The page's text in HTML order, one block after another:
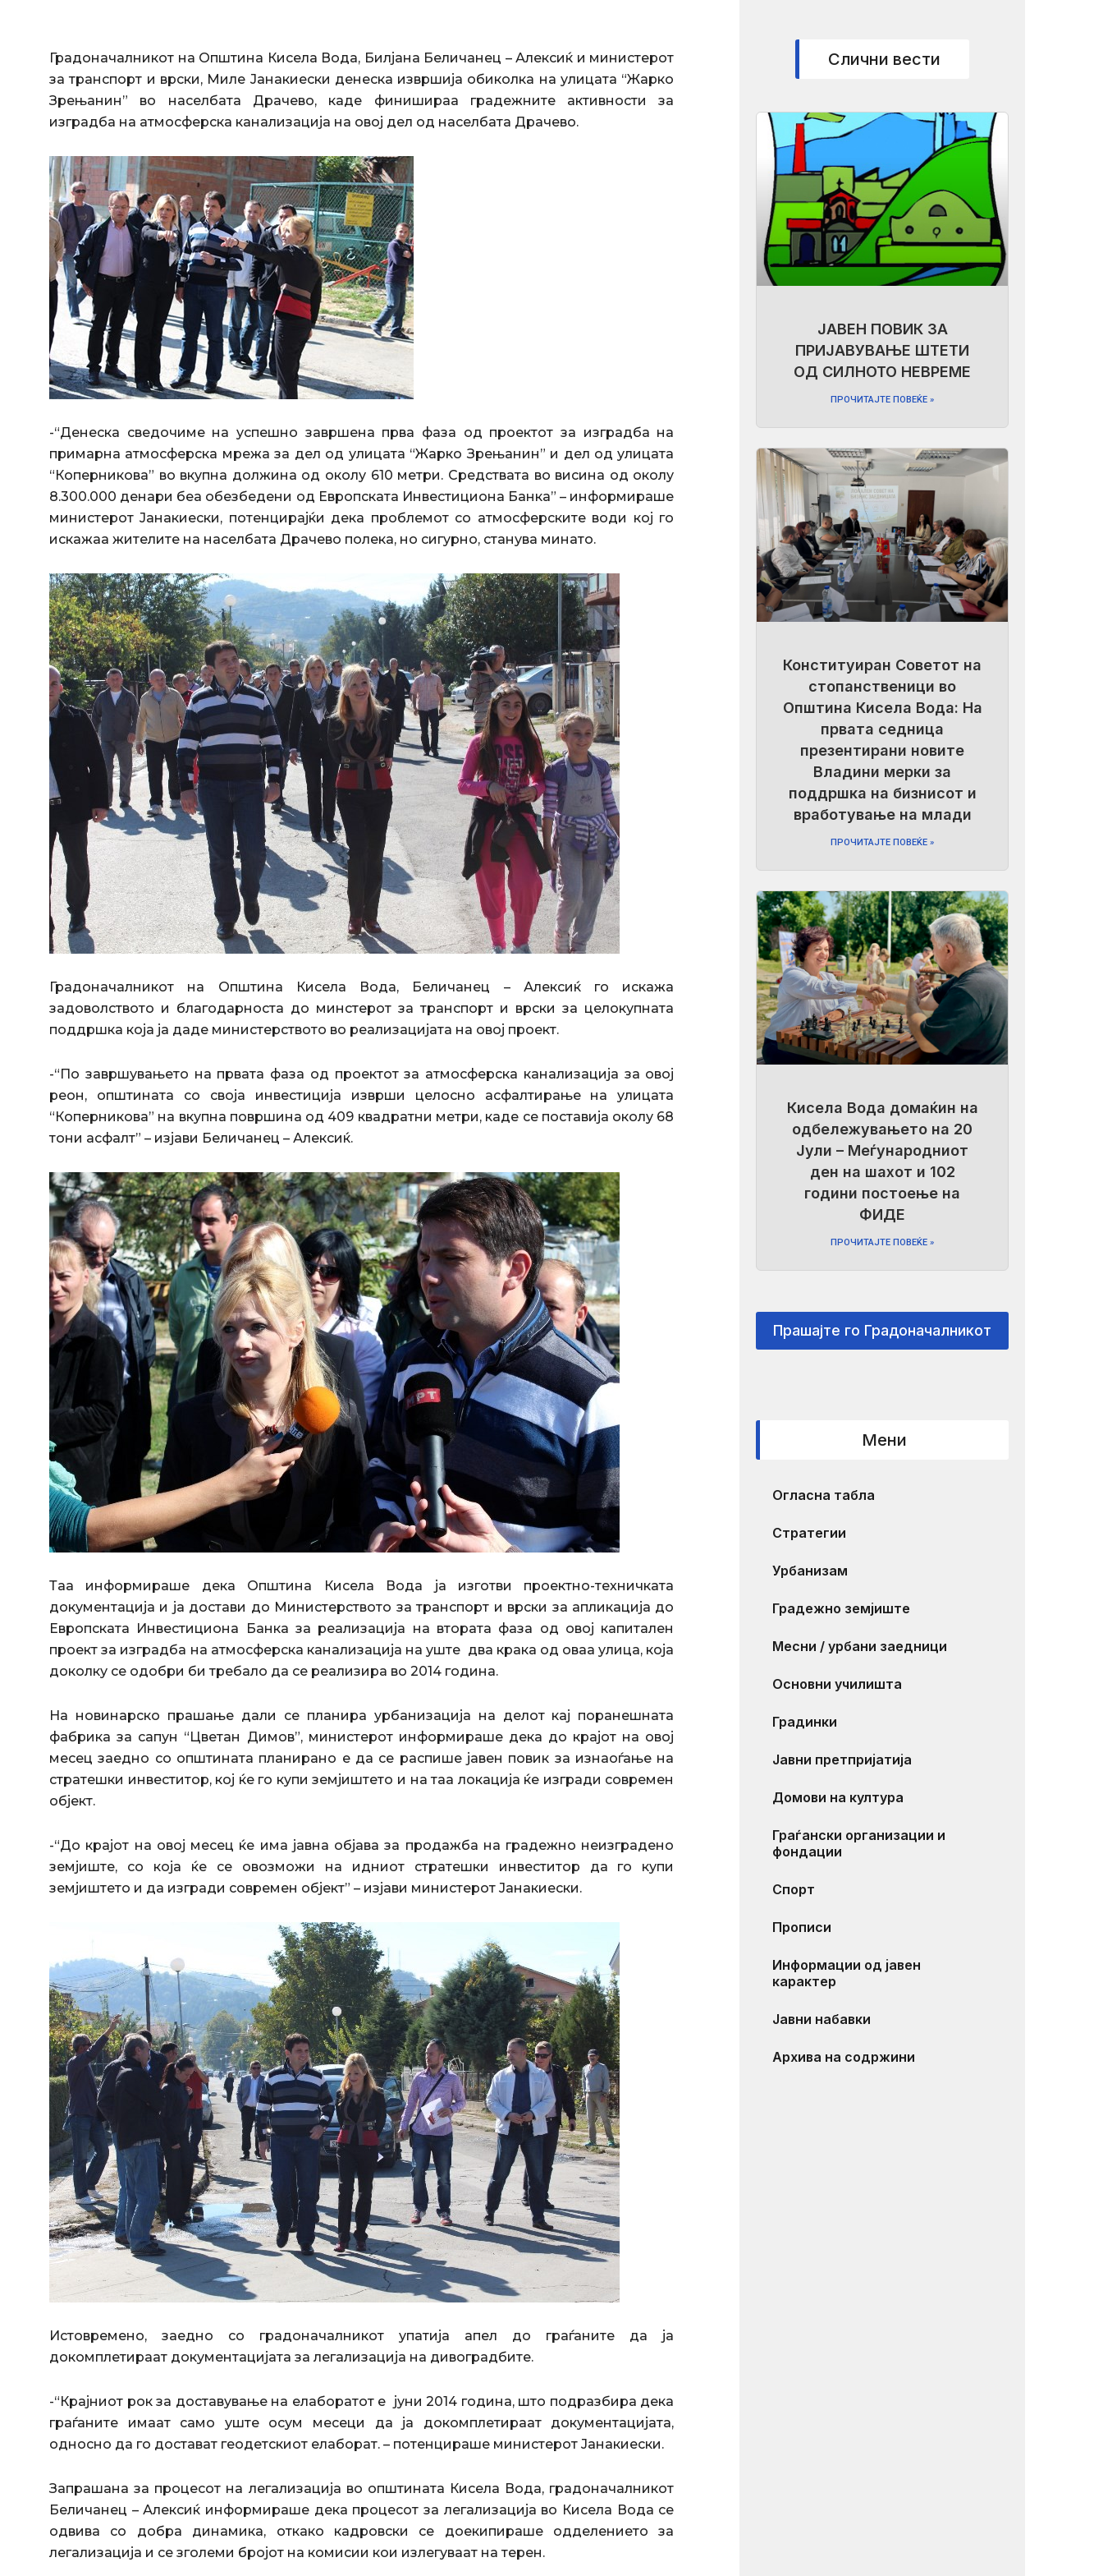
Градоначалникот на Општина Кисела Вода, Билјана Беличанец – Алексиќ и министерот
за транспорт и врски, Миле Јанакиески денеска извршија обиколка на улицата “Жарко
Зрењанин” во населбата Драчево, каде финишираа градежните активности за
изградба на атмосферска канализација на овој дел од населбата Драчево.
-“Денеска сведочиме на успешно завршена прва фаза од проектот за изградба на
примарна атмосферска мрежа за дел од улицата “Жарко Зрењанин” и дел од улицата
“Коперникова” во вкупна должина од околу 610 метри. Средствата во висина од околу
8.300.000 денари беа обезбедени од Европската Инвестициона Банка” – информираше
министерот Јанакиески, потенцирајќи дека проблемот со атмосферските води кој го
искажаа жителите на населбата Драчево полека, но сигурно, станува минато.
Градоначалникот на Општина Кисела Вода, Беличанец – Алексиќ го искажа
задоволството и благодарноста до минстерот за транспорт и врски за целокупната
поддршка која ја даде министерството во реализацијата на овој проект.
-“По завршувањето на првата фаза од проектот за атмосферска канализација за овој
реон, општината со своја инвестиција изврши целосно асфалтирање на улицата
“Коперникова” на вкупна површина од 409 квадратни метри, каде се поставија околу 68
тони асфалт” – изјави Беличанец – Алексиќ.
Таа информираше дека Општина Кисела Вода ја изготви проектно-техничката
документација и ја достави до Министерството за транспорт и врски за апликација до
Европската Инвестициона Банка за реализација на втората фаза од овој капитален
проект за изградба на атмосферска канализација на уште два крака од оваа улица, која
доколку се одобри би требало да се реализира во 2014 година.
На новинарско прашање дали се планира урбанизација на делот кај поранешната
фабрика за сапун “Цветан Димов”, министерот информираше дека до крајот на овој
месец заедно со општината планирано е да се распише јавен повик за изнаоѓање на
стратешки инвеститор, кој ќе го купи земјиштето и на таа локација ќе изгради современ
објект.
-“До крајот на овој месец ќе има јавна објава за продажба на градежно неизградено
земјиште, со која ќе се овозможи на идниот стратешки инвеститор да го купи
земјиштето и да изгради современ објект” – изјави министерот Јанакиески.
Истовремено, заедно со градоначалникот упатија апел до граѓаните да ја
докомплетираат документацијата за легализација на дивоградбите.
-“Крајниот рок за доставување на елаборатот е јуни 2014 година, што подразбира дека
граѓаните имаат само уште осум месеци да ја докомплетираат документацијата,
односно да го достават геодетскиот елаборат. – потенцираше министерот Јанакиески.
Запрашана за процесот на легализација во општината Кисела Вода, градоначалникот
Беличанец – Алексиќ информираше дека процесот за легализација во Кисела Вода се
одвива со добра динамика, откако кадровски се доекипираше одделението за
легализација и се зголеми бројот на комисии кои излегуваат на терен.
Слични вести
ЈАВЕН ПОВИК ЗА
ПРИЈАВУВАЊЕ ШТЕТИ
ОД СИЛНОТО НЕВРЕМЕ
ПРОЧИТАЈТЕ ПОВЕЌЕ »
Конституиран Советот на
стопанственици во
Општина Кисела Вода: На
првата седница
презентирани новите
Владини мерки за
поддршка на бизнисот и
вработување на млади
ПРОЧИТАЈТЕ ПОВЕЌЕ »
Кисела Вода домаќин на
одбележувањето на 20
Јули – Меѓународниот
ден на шахот и 102
години постоење на
ФИДЕ
ПРОЧИТАЈТЕ ПОВЕЌЕ »
Прашајте го Градоначалникот
Мени
Огласна табла
Стратегии
Урбанизам
Градежно земјиште
Месни / урбани заедници
Основни училишта
Градинки
Јавни претпријатија
Домови на култура
Граѓански организации и
фондации
Спорт
Прописи
Информации од јавен
карактер
Јавни набавки
Архива на содржини